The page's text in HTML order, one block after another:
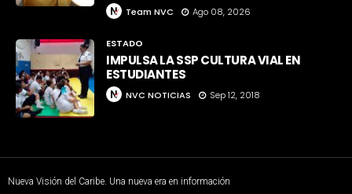
Team NVC Ago 08, 2026
ESTADO
IMPULSA LA SSP CULTURA VIAL EN
ESTUDIANTES
NVC NOTICIAS Sep 12, 2018
Nueva Visión del Caribe. Una nueva era en información